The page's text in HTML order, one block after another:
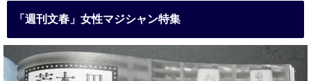
「週刊文春」女性マジシャン特集